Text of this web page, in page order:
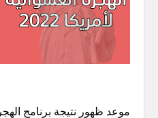
موعد ظهور نتيجة برنامج